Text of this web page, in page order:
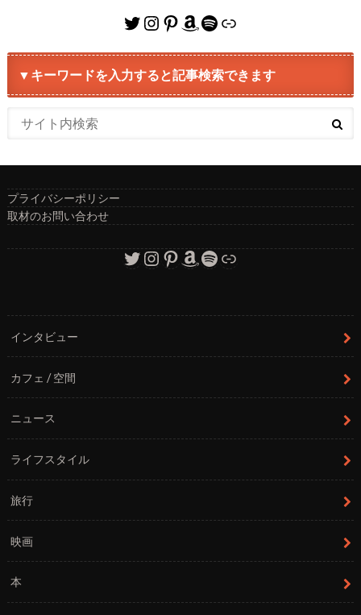
Twitter
Instagram
Pinterest
Amazon
Spotify
リンク
▼キーワードを入力すると記事検索できます
プライバシーポリシー
取材のお問い合わせ
Twitter
Instagram
Pinterest
Amazon
Spotify
リンク
インタビュー
カフェ / 空間
ニュース
ライフスタイル
旅行
映画
本